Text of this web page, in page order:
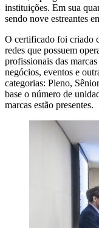
instituições. Em sua
sendo nove estreantes
O certificado foi criado
redes que possuem
profissionais das
negócios, eventos e
categorias: Pleno,
base o número de
marcas estão presentes.